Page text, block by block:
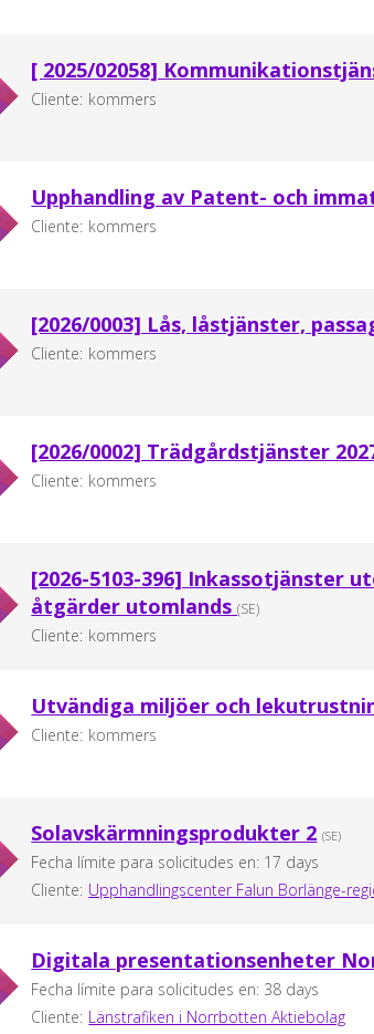
[ 2025/02058]
Cliente: kommers
Upphandling av Patent- och
Cliente: kommers
[2026/0003] Lås, låstjänster,
Cliente: kommers
[2026/0002] Trädgårdstjänster
Cliente: kommers
[2026-5103-396] Inkassotjänster
åtgärder utomlands(SE)
Cliente: kommers
Utvändiga miljöer och
Cliente: kommers
Solavskärmningsprodukter 2 (SE)
Fecha límite para solicitudes en: 17 days
Cliente: Upphandlingscenter Falun Borlänge-
Digitala presentationsenheter
Fecha límite para solicitudes en: 38 days
Cliente: Länstrafiken i Norrbotten Aktiebolag